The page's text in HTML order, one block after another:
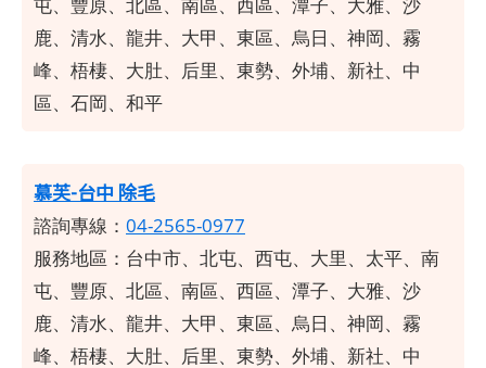
屯、豐原、北區、南區、西區、潭子、大雅、沙
鹿、清水、龍井、大甲、東區、烏日、神岡、霧
峰、梧棲、大肚、后里、東勢、外埔、新社、中
區、石岡、和平
慕芙-台中 除毛
諮詢專線： 04-2565-0977
服務地區：台中市、北屯、西屯、大里、太平、南
屯、豐原、北區、南區、西區、潭子、大雅、沙
鹿、清水、龍井、大甲、東區、烏日、神岡、霧
峰、梧棲、大肚、后里、東勢、外埔、新社、中